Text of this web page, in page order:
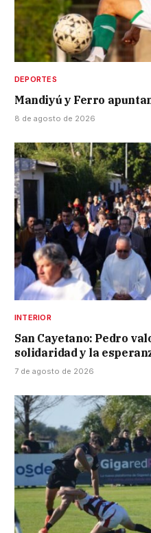
DEPORTES
Mandiyú y Ferro
8 de agosto de 2026
INTERIOR
San Cayetano: Pedro
solidaridad y la
7 de agosto de 2026